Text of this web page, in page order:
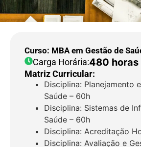
Curso: MBA em Gestão de
Carga Horária:480 horas
Matriz Curricular:
Disciplina: Planejamento
Saúde – 60h
Disciplina: Sistemas de
Saúde – 60h
Disciplina: Acreditação
Disciplina: Avaliação e